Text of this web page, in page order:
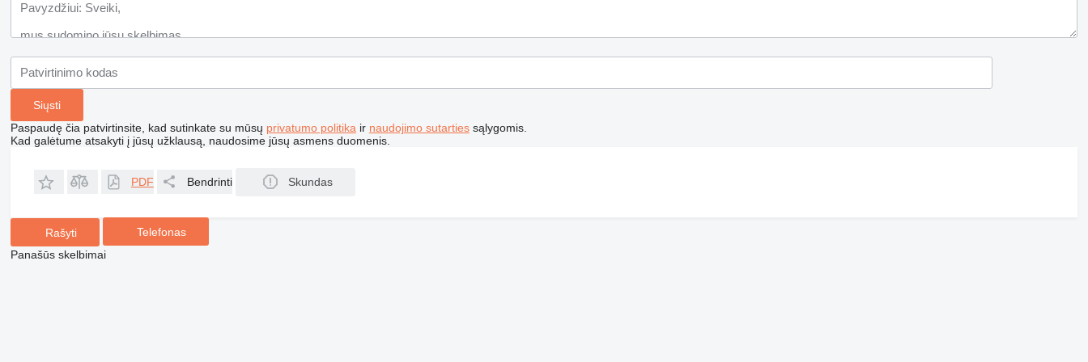
Paspaudę čia patvirtinsite, kad sutinkate su mūsų privatumo politika ir naudojimo sutartiessąlygomis.
Kad galėtume atsakyti į jūsų užklausą, naudosime jūsų asmens duomenis.
PDF Bendrinti Skundas
Rašyti
Telefonas
Panašūs skelbimai